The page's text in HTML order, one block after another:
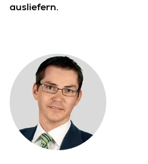
ausliefern.